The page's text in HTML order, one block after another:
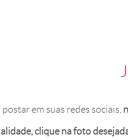
postar em suas redes sociais,
clique na foto